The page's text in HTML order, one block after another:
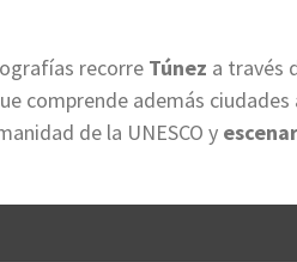
recorre Túnez a través
comprende además
de la UNESCO y